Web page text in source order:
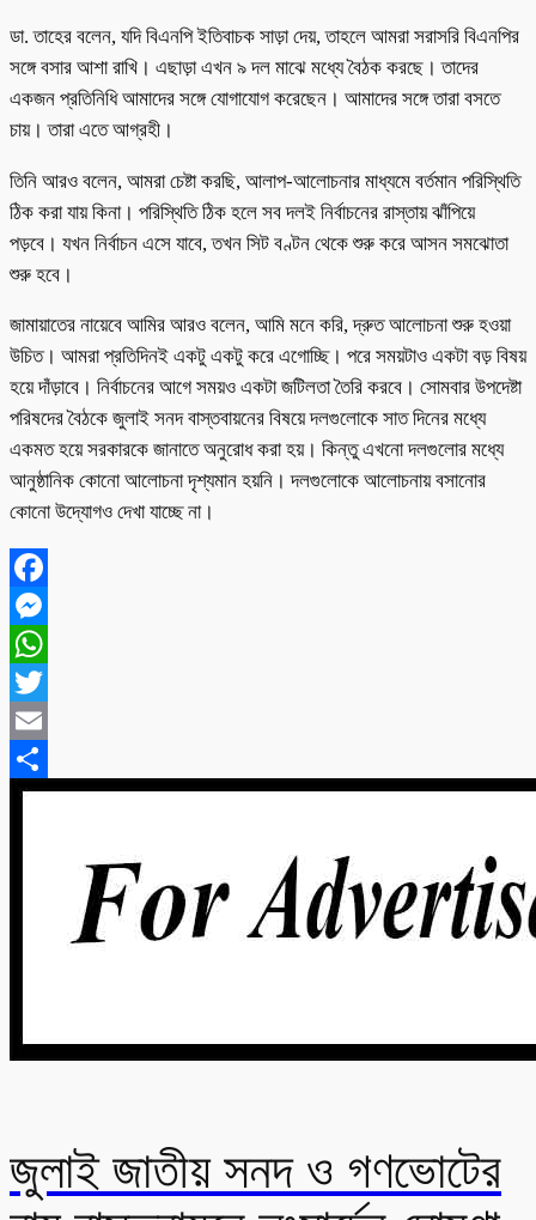
ডা. তাহের বলেন, যদি বিএনপি ইতিবাচক সাড়া দেয়, তাহলে আমরা সরাসরি বিএনপির
সঙ্গে বসার আশা রাখি। এছাড়া এখন ৯ দল মাঝে মধ্যে বৈঠক করছে। তাদের
একজন প্রতিনিধি আমাদের সঙ্গে যোগাযোগ করেছেন। আমাদের সঙ্গে তারা বসতে
চায়। তারা এতে আগ্রহী।
তিনি আরও বলেন, আমরা চেষ্টা করছি, আলাপ-আলোচনার মাধ্যমে বর্তমান পরিস্থিতি
ঠিক করা যায় কিনা। পরিস্থিতি ঠিক হলে সব দলই নির্বাচনের রাস্তায় ঝাঁপিয়ে
পড়বে। যখন নির্বাচন এসে যাবে, তখন সিট বণ্টন থেকে শুরু করে আসন সমঝোতা
শুরু হবে।
জামায়াতের নায়েবে আমির আরও বলেন, আমি মনে করি, দ্রুত আলোচনা শুরু হওয়া
উচিত। আমরা প্রতিদিনই একটু একটু করে এগোচ্ছি। পরে সময়টাও একটা বড় বিষয়
হয়ে দাঁড়াবে। নির্বাচনের আগে সময়ও একটা জটিলতা তৈরি করবে। সোমবার উপদেষ্টা
পরিষদের বৈঠকে জুলাই সনদ বাস্তবায়নের বিষয়ে দলগুলোকে সাত দিনের মধ্যে
একমত হয়ে সরকারকে জানাতে অনুরোধ করা হয়। কিন্তু এখনো দলগুলোর মধ্যে
আনুষ্ঠানিক কোনো আলোচনা দৃশ্যমান হয়নি। দলগুলোকে আলোচনায় বসানোর
কোনো উদ্যোগও দেখা যাচ্ছে না।
Facebook
Messenger
WhatsApp
Twitter
Email
Share
জুলাই জাতীয় সনদ ও গণভোটের